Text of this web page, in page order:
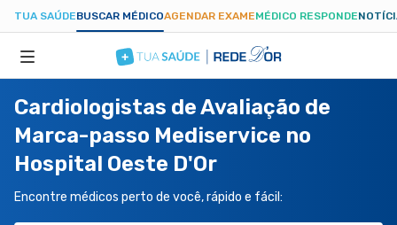
TUA SAÚDEBUSCAR MÉDICOAGENDAR EXAMEMÉDICO RESPONDE
ESPECIALIDADES
HOSPITAIS
TUASAUDE.COM
Cardiologistas de Avaliação de
Marca-passo Mediservice no
Hospital Oeste D'Or
Encontre médicos perto de você, rápido e fácil: